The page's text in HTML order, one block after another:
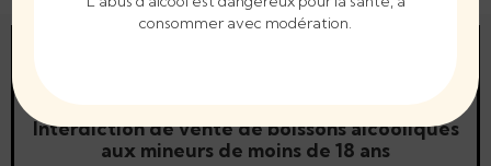
Interdiction de vente de boissons alcooliques
aux mineurs de moins de 18 ans
consommer avec modération.